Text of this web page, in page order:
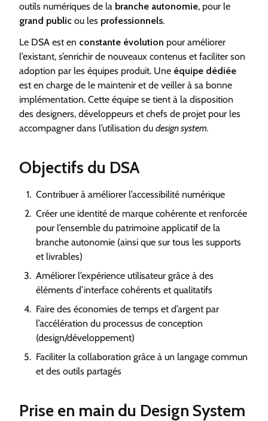
outils numériques de la branche autonomie, pour le
grand public ou les professionnels.
Le DSA est en constante évolution pour améliorer
l’existant, s’enrichir de nouveaux contenus et faciliter son
adoption par les équipes produit. Une équipe dédiée
est en charge de le maintenir et de veiller à sa bonne
implémentation. Cette équipe se tient à la disposition
des designers, développeurs et chefs de projet pour les
accompagner dans l’utilisation du design system.
Objectifs du DSA
Contribuer à améliorer l’accessibilité numérique
Créer une identité de marque cohérente et renforcée
pour l’ensemble du patrimoine applicatif de la
branche autonomie (ainsi que sur tous les supports
et livrables)
Améliorer l’expérience utilisateur grâce à des
éléments d’interface cohérents et qualitatifs
Faire des économies de temps et d’argent par
l’accélération du processus de conception
(design/développement)
Faciliter la collaboration grâce à un langage commun
et des outils partagés
Prise en main du Design System